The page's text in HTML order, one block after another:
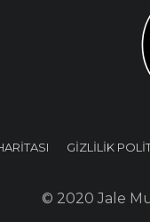
GİZLİLİK
© 2020 Jale